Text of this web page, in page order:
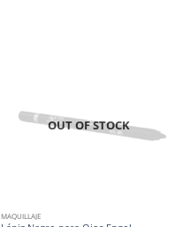
OUT OF STOCK
MAQUILLAJE